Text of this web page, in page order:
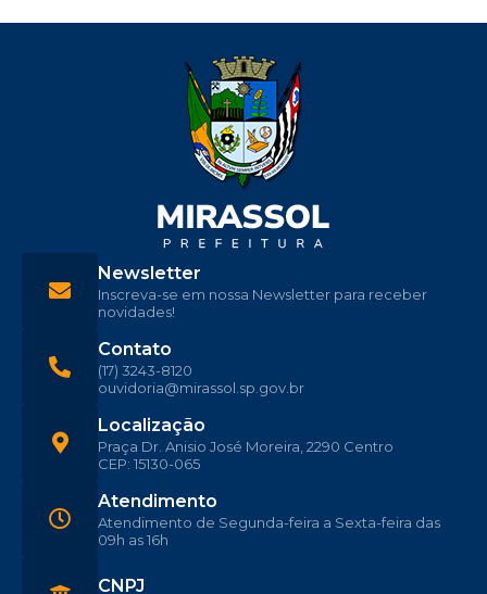
Localização
Praça Dr. Anisio José Moreira, 2290 Centro
CEP: 15130-065
Contato
(17) 3243-8120
ouvidoria@mirassol.sp.gov.br
Atendimento
Atendimento de Segunda-feira a Sexta-feira das
09h as 16h
CNPJ
Newsletter
Inscreva-se em nossa Newsletter para receber
novidades!